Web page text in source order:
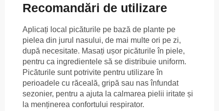
Recomandări de utilizare
Aplicați local picăturile pe bază de plante pe
pielea din jurul nasului, de mai multe ori pe zi,
după necesitate. Masați ușor picăturile în piele,
pentru ca ingredientele să se distribuie uniform.
Picăturile sunt potrivite pentru utilizare în
perioadele cu răceală, gripă sau nas înfundat
sezonier, pentru a ajuta la calmarea pielii iritate și
la menținerea confortului respirator.